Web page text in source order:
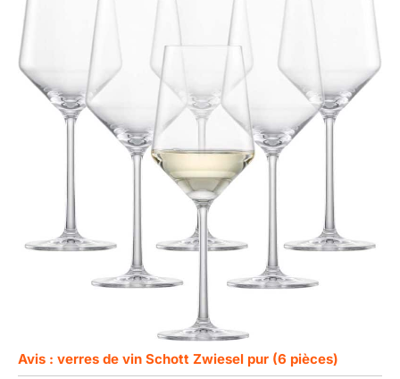
Avis : verres de vin Schott Zwiesel pur (6 pièces)